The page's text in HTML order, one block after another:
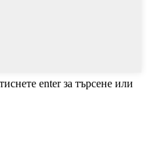
enter за търсене или